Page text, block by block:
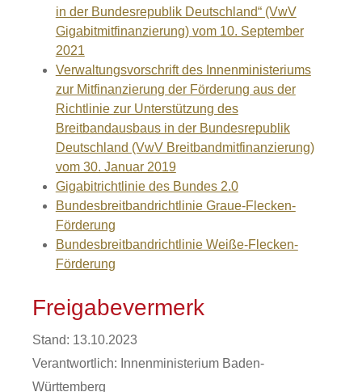
in der Bundesrepublik Deutschland“ (VwV
Gigabitmitfinanzierung) vom 10. September
2021
Verwaltungsvorschrift des Innenministeriums
zur Mitfinanzierung der Förderung aus der
Richtlinie zur Unterstützung des
Breitbandausbaus in der Bundesrepublik
Deutschland (VwV Breitbandmitfinanzierung)
vom 30. Januar 2019
Gigabitrichtlinie des Bundes 2.0
Bundesbreitbandrichtlinie Graue-Flecken-
Förderung
Bundesbreitbandrichtlinie Weiße-Flecken-
Förderung
Freigabevermerk
Stand: 13.10.2023
Verantwortlich: Innenministerium Baden-
Württemberg